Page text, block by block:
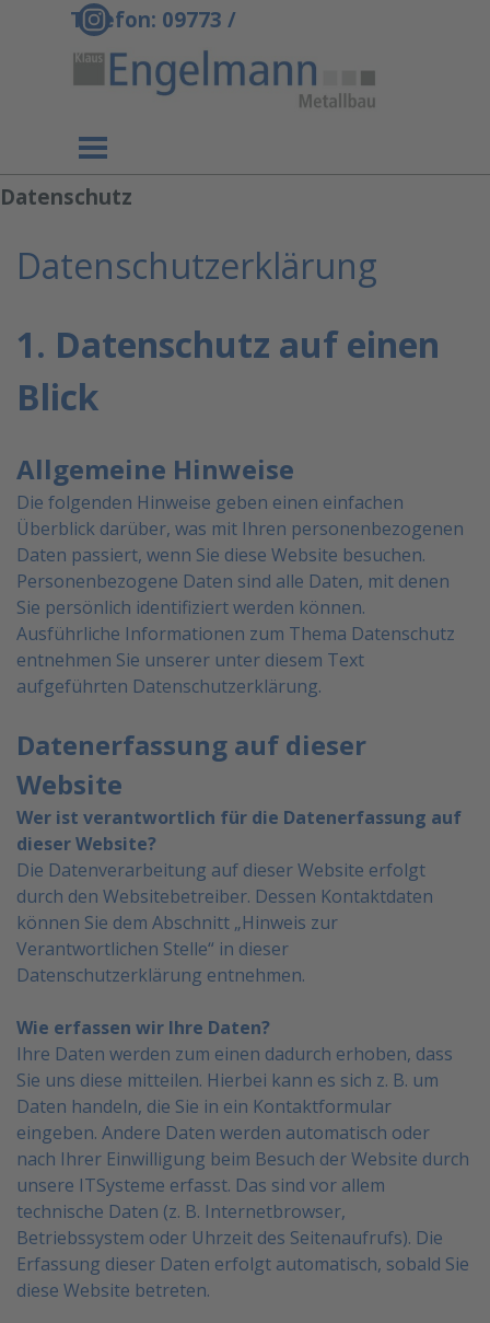
Direkt zum Seiteninhalt
Telefon: 09773 /
6780
Menü überspringen
Datenschutz
Datenschutzerklärung
1. Datenschutz auf einen
Blick
Allgemeine Hinweise
Die folgenden Hinweise geben einen einfachen
Überblick darüber, was mit Ihren personenbezogenen
Daten passiert, wenn Sie diese Website besuchen.
Personenbezogene Daten sind alle Daten, mit denen
Sie persönlich identifiziert werden können.
Ausführliche Informationen zum Thema Datenschutz
entnehmen Sie unserer unter diesem Text
aufgeführten Datenschutzerklärung.
Datenerfassung auf dieser
Website
Wer ist verantwortlich für die Datenerfassung auf
dieser Website?
Die Datenverarbeitung auf dieser Website erfolgt
durch den Websitebetreiber. Dessen Kontaktdaten
können Sie dem Abschnitt „Hinweis zur
Verantwortlichen Stelle“ in dieser
Datenschutzerklärung entnehmen.
Wie erfassen wir Ihre Daten?
Ihre Daten werden zum einen dadurch erhoben, dass
Sie uns diese mitteilen. Hierbei kann es sich z. B. um
Daten handeln, die Sie in ein Kontaktformular
eingeben. Andere Daten werden automatisch oder
nach Ihrer Einwilligung beim Besuch der Website durch
unsere ITSysteme erfasst. Das sind vor allem
technische Daten (z. B. Internetbrowser,
Betriebssystem oder Uhrzeit des Seitenaufrufs). Die
Erfassung dieser Daten erfolgt automatisch, sobald Sie
diese Website betreten.